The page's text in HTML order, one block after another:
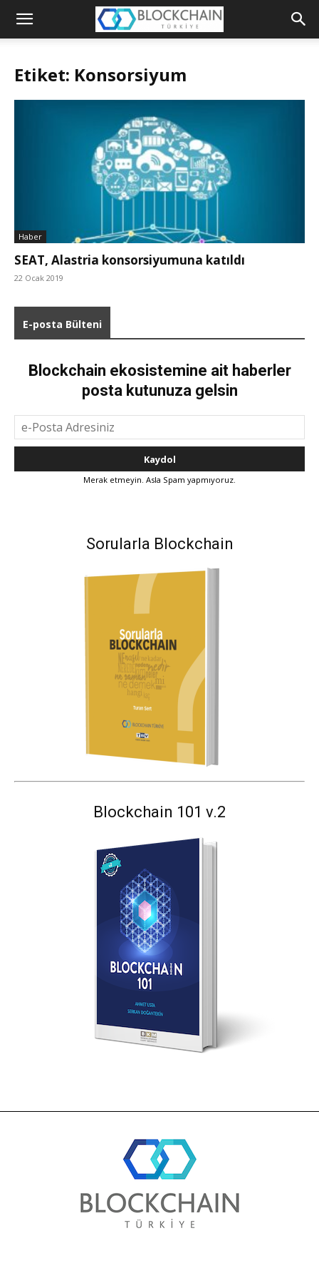
Blockchain
Etiket: Konsorsiyum
Haber
SEAT, Alastria konsorsiyumuna katıldı
22 Ocak 2019
E-posta Bülteni
Blockchain ekosistemine ait haberler
posta kutunuza gelsin
Merak etmeyin. Asla Spam yapmıyoruz.
Sorularla Blockchain
Blockchain 101 v.2